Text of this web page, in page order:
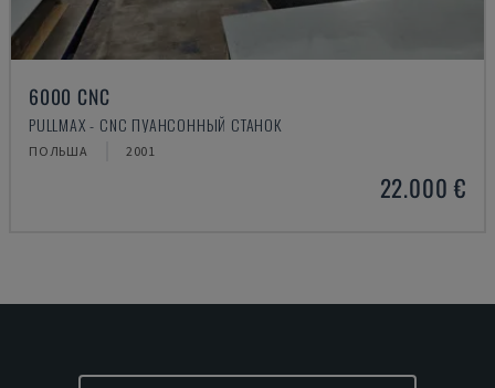
6000 CNC
PULLMAX - CNC ПУАНСОННЫЙ СТАНОК
ПОЛЬША 2001
22.000 €